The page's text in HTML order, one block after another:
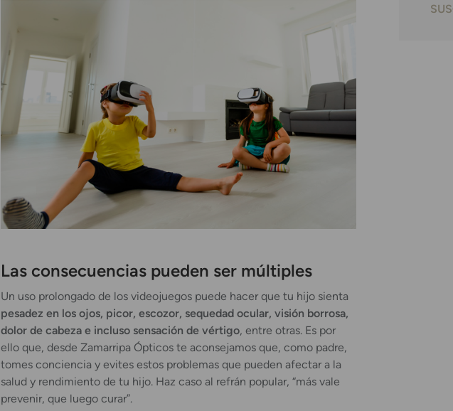
Las consecuencias pueden ser múltiples
Un uso prolongado de los videojuegos puede hacer que tu hijo sienta
pesadez en los ojos, picor, escozor, sequedad ocular, visión borrosa,
dolor de cabeza e incluso sensación de vértigo, entre otras. Es por
ello que, desde Zamarripa Ópticos te aconsejamos que, como padre,
tomes conciencia y evites estos problemas que pueden afectar a la
salud y rendimiento de tu hijo. Haz caso al refrán popular, “más vale
prevenir, que luego curar”.